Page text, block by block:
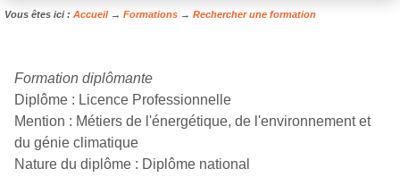
Vous êtes ici : Accueil→ Formations → Rechercher une formation
Formation diplômante
Diplôme : Licence Professionnelle
Mention : Métiers de l'énergétique, de l'environnement et
du génie climatique
Nature du diplôme : Diplôme national